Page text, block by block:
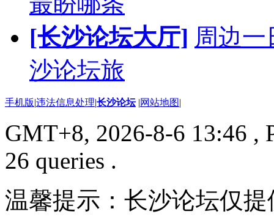
[长沙论坛大厅] 周边
沙论坛旅
手机版|违法信息处理|长沙论坛 |网站地图|
GMT+8, 2026-8-6 13:46 ,
26 queries .
温馨提示：长沙论坛仅